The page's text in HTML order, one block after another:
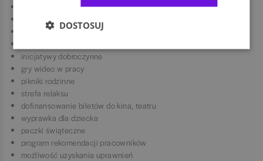
spotkania integracyjne
firmowa drużyna sportowa
inicjatywy dobroczynne
gry wideo w pracy
pikniki rodzinne
strefa relaksu
dofinansowanie biletów do kina, teatru
wyprawka dla dziecka
paczki świąteczne
program rekomendacji pracowników
możliwość uzyskania uprawnień
DOSTOSUJ